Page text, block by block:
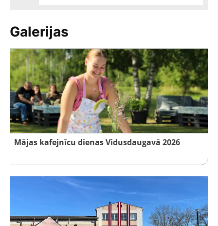
Galerijas
Mājas kafejnīcu dienas Vidusdaugavā 2026